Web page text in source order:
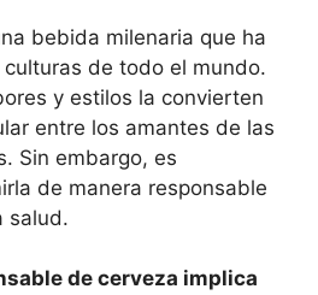
bebida milenaria que ha
de todo el mundo.
y estilos la convierten
entre los amantes de las
Sin embargo, es
de manera responsable
salud.
de cerveza implica